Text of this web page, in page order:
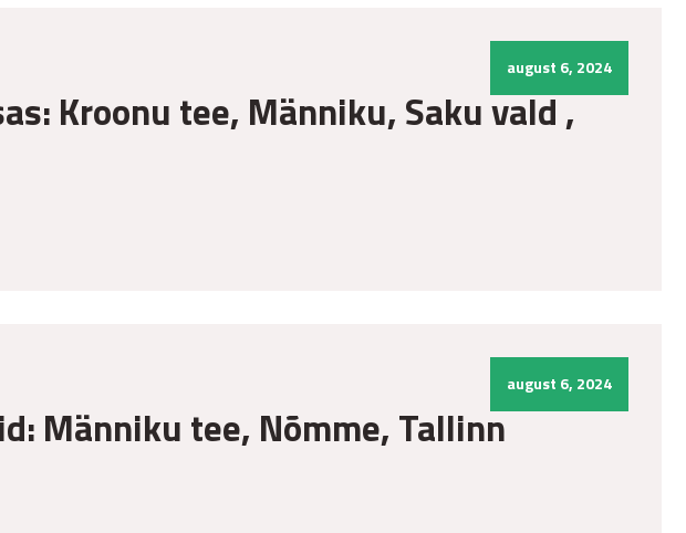
august 6, 2024
Kroonu tee, Männiku, Saku vald ,
august 6, 2024
Männiku tee, Nõmme, Tallinn